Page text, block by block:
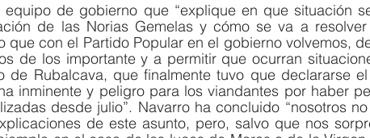
de gobierno que “explique en que situación
de las Norias Gemelas y cómo se va a
que con el Partido Popular en el gobierno volvemos,
de los importante y a permitir que ocurran
de Rubalcava, que finalmente tuvo que declararse
inminente y peligro para los viandantes por haber
desde julio”. Navarro ha concluido “nosotros
de este asunto, pero, salvo que nos